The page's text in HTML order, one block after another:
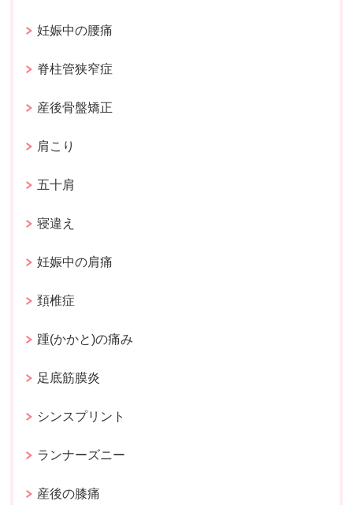
妊娠中の腰痛
脊柱管狭窄症
産後骨盤矯正
肩こり
五十肩
寝違え
妊娠中の肩痛
頚椎症
踵(かかと)の痛み
足底筋膜炎
シンスプリント
ランナーズニー
産後の膝痛